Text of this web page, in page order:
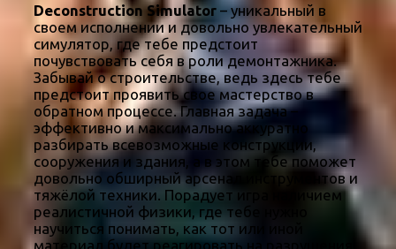
Deconstruction Simulator – уникальный в
своем исполнении и довольно увлекательный
симулятор, где тебе предстоит
почувствовать себя в роли демонтажника.
Забывай о строительстве, ведь здесь тебе
предстоит проявить свое мастерство в
обратном процессе. Главная задача –
эффективно и максимально аккуратно
разбирать всевозможные конструкции,
сооружения и здания, а в этом тебе поможет
довольно обширный арсенал инструментов и
тяжёлой техники. Порадует игра наличием
реалистичной физики, где тебе нужно
научиться понимать, как тот или иной
материал будет реагировать на разрушения,